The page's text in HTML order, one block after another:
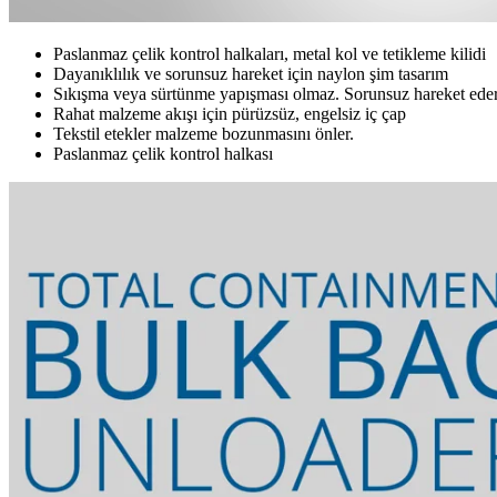
Paslanmaz çelik kontrol halkaları, metal kol ve tetikleme kilidi
Dayanıklılık ve sorunsuz hareket için naylon şim tasarım
Sıkışma veya sürtünme yapışması olmaz. Sorunsuz hareket
Rahat malzeme akışı için pürüzsüz, engelsiz iç çap
Tekstil etekler malzeme bozunmasını önler.
Paslanmaz çelik kontrol halkası